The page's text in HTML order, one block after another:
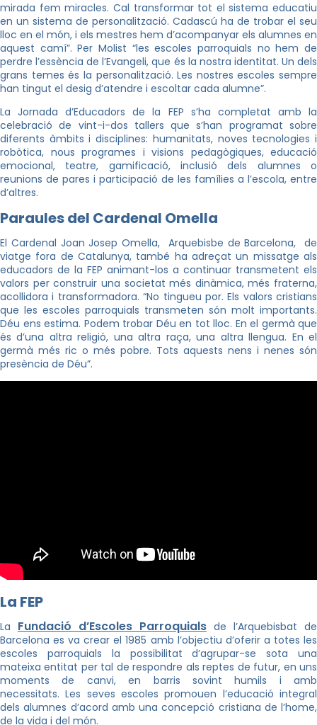
mirada fem miracles. Cal transformar tot el sistema educatiu
en un sistema de personalització. Cadascú ha de trobar el seu
lloc en el món, i els mestres hem d’acompanyar els alumnes en
aquest camí”. Per Molist “les escoles parroquials no hem de
perdre l’essència de l’Evangeli, que és la nostra identitat. Un dels
grans temes és la personalització. Les nostres escoles sempre
han tingut el desig d’atendre i escoltar cada alumne”.
La Jornada d’Educadors de la FEP s’ha completat amb la
celebració de vint-i-dos tallers que s’han programat sobre
diferents àmbits i disciplines: humanitats, noves tecnologies i
robòtica, nous programes i visions pedagògiques, educació
emocional, teatre, gamificació, inclusió dels alumnes o
reunions de pares i participació de les famílies a l’escola, entre
d’altres.
Paraules del Cardenal Omella
El Cardenal Joan Josep Omella, Arquebisbe de Barcelona, de
viatge fora de Catalunya, també ha adreçat un missatge als
educadors de la FEP animant-los a continuar transmetent els
valors per construir una societat més dinàmica, més fraterna,
acollidora i transformadora. “No tingueu por. Els valors cristians
que les escoles parroquials transmeten són molt importants.
Déu ens estima. Podem trobar Déu en tot lloc. En el germà que
és d’una altra religió, una altra raça, una altra llengua. En el
germà més ric o més pobre. Tots aquests nens i nenes són
presència de Déu”.
La FEP
La Fundació d’Escoles Parroquials de l’Arquebisbat de
Barcelona es va crear el 1985 amb l’objectiu d’oferir a totes les
escoles parroquials la possibilitat d’agrupar-se sota una
mateixa entitat per tal de respondre als reptes de futur, en uns
moments de canvi, en barris sovint humils i amb
necessitats. Les seves escoles promouen l’educació integral
dels alumnes d’acord amb una concepció cristiana de l’home,
de la vida i del món.